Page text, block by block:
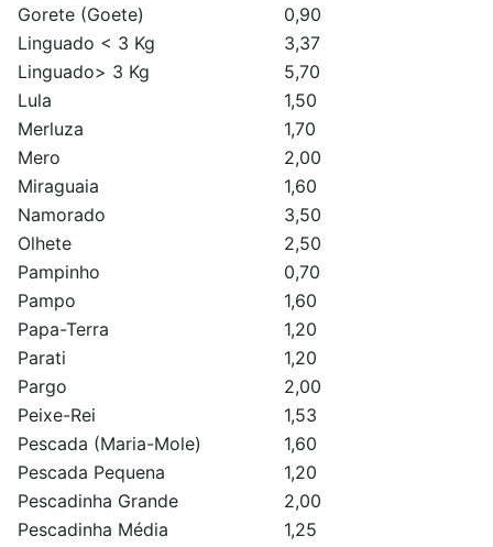
Gorete (Goete)
0,90
Linguado < 3 Kg
3,37
Linguado> 3 Kg
5,70
Lula
1,50
Merluza
1,70
Mero
2,00
Miraguaia
1,60
Namorado
3,50
Olhete
2,50
Pampinho
0,70
Pampo
1,60
Papa-Terra
1,20
Parati
1,20
Pargo
2,00
Peixe-Rei
1,53
Pescada (Maria-Mole)
1,60
Pescada Pequena
1,20
Pescadinha Grande
2,00
Pescadinha Média
1,25